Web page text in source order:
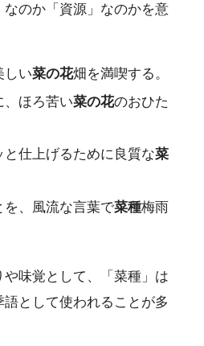
なのか「資源」なのかを意
しい菜の花畑を満喫する。
、ほろ苦い菜の花のおひた
仕上げるために良質な菜
を、風流な言葉で菜種梅雨
や味覚として、「菜種」は
として使われることが多